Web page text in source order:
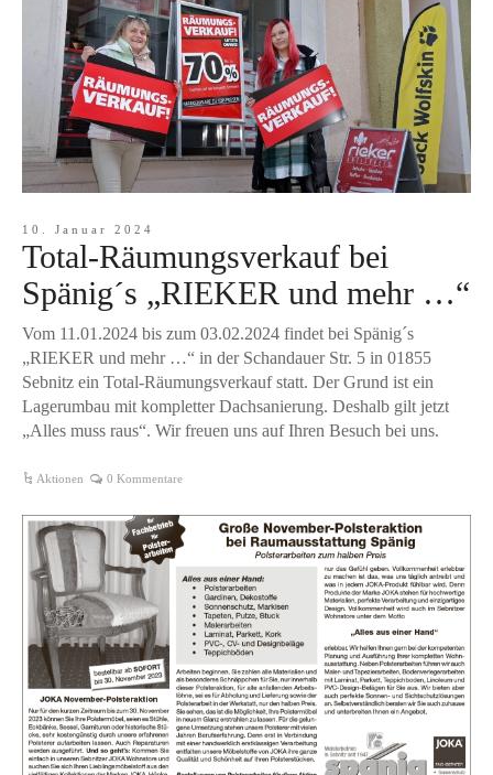
10. Januar 2024
Total-Räumungsverkauf bei
Spänig´s „RIEKER und mehr …“
Vom 11.01.2024 bis zum 03.02.2024 findet bei Spänig´s
„RIEKER und mehr …“ in der Schandauer Str. 5 in 01855
Sebnitz ein Total-Räumungsverkauf statt. Der Grund ist ein
Lagerumbau mit kompletter Dachsanierung. Deshalb gilt jetzt
„Alles muss raus“. Wir freuen uns auf Ihren Besuch bei uns.
Aktionen 0 Kommentare